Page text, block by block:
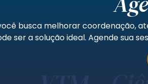
busca melhorar coordenação,
ser a solução ideal. Agende sua